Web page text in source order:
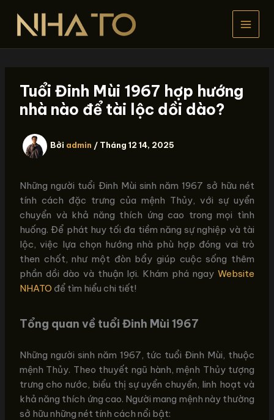
dung
Tuổi Đinh Mùi 1967 hợp hướng
nhà nào để tài lộc dồi dào?
Bởi admin / Tháng 12 14, 2025
Những người tuổi Đinh Mùi sinh năm 1967 sở hữu nét
tính cách đặc trưng của mệnh Thủy, với sự uyển
chuyển và khả năng thích ứng cao trong mọi tình
huống. Để phát huy tối đa tiềm năng sự nghiệp và tài
lộc, việc lựa chọn hướng nhà phù hợp đóng vai trò
then chốt, như một đòn bẩy giúp cuộc sống thêm
phần dồi dào và thuận lợi. Khám phá ngay Website
NHATO để tìm hiểu chi tiết!
Tổng quan về tuổi Đinh Mùi 1967
Những người sinh năm 1967, tức tuổi Đinh Mùi, thuộc
mệnh Thủy. Theo thuyết ngũ hành, mệnh Thủy tượng
trưng cho nước, biểu thị sự uyển chuyển, linh hoạt và
khả năng thích ứng cao. Người mang mệnh này thường
sở hữu những nét tính cách nổi bật: